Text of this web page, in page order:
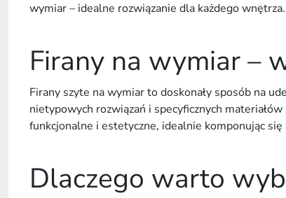
wymiar – idealne rozwiązanie dla każdego wnętrza.
Firany na wymiar –
Firany szyte na wymiar to doskonały sposób na
nietypowych rozwiązań i specyficznych
funkcjonalne i estetyczne, idealnie komponując
Dlaczego warto